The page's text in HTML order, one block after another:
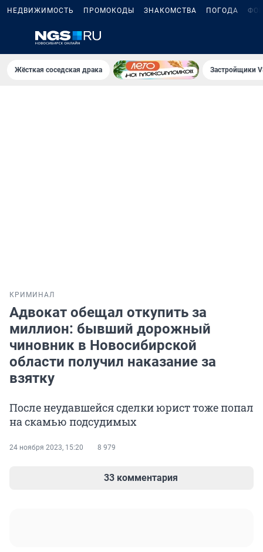
НЕДВИЖИМОСТЬ ПРОМОКОДЫ ЗНАКОМСТВА ПОГОДА
Жёсткая соседская драка Застройщики
КРИМИНАЛ
Адвокат обещал откупить за
миллион: бывший дорожный
чиновник в Новосибирской
области получил наказание за
взятку
После неудавшейся сделки юрист тоже попал
на скамью подсудимых
24 ноября 2023, 15:20 8 979
33 комментария